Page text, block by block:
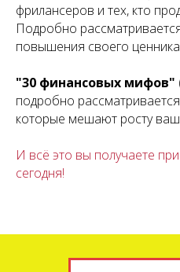
фрилансеров и тех, кто
Подробно
повышения своего
"30 финансовых мифов"
подробно
которые мешают росту
И всё это вы получаете
сегодня!